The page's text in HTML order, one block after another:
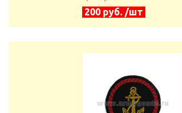
200 руб. /шт